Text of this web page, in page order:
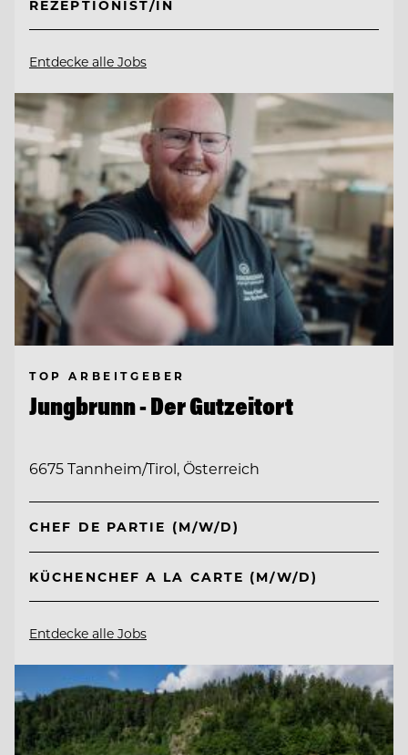
REZEPTIONIST/IN
Entdecke alle Jobs
TOP ARBEITGEBER
Jungbrunn - Der Gutzeitort
6675 Tannheim/Tirol, Österreich
CHEF DE PARTIE (M/W/D)
KÜCHENCHEF A LA CARTE (M/W/D)
Entdecke alle Jobs